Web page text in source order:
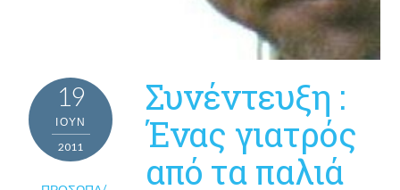
19
ΙΟΎΝ
2011
Συνέντευξη :
Ένας γιατρός
από τα παλιά